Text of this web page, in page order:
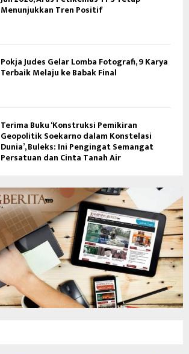
Menunjukkan Tren Positif
Pokja Judes Gelar Lomba Fotografi, 9 Karya
Terbaik Melaju ke Babak Final
Terima Buku ‘Konstruksi Pemikiran
Geopolitik Soekarno dalam Konstelasi
Dunia’, Buleks: Ini Pengingat Semangat
Persatuan dan Cinta Tanah Air